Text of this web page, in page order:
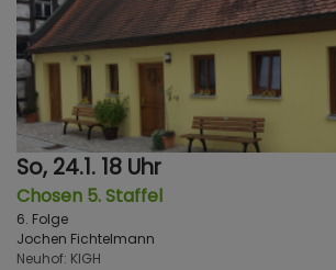
So, 24.1. 18 Uhr
Chosen 5. Staffel
6. Folge
Jochen Fichtelmann
Neuhof KlGH